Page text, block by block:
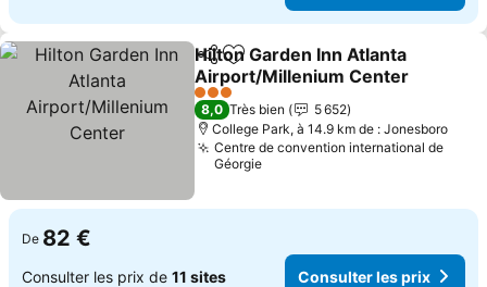
PartagerAjouter à mes favoris
Hilton Garden Inn Atlanta
Airport/Millenium Center
3 Étoiles
8,0 Très bien
5 652
College Park, à 14.9 km de : Jonesboro
Centre de convention international de
Géorgie
De 82 €
Consulter les prix de 11 sites Consulter les prix